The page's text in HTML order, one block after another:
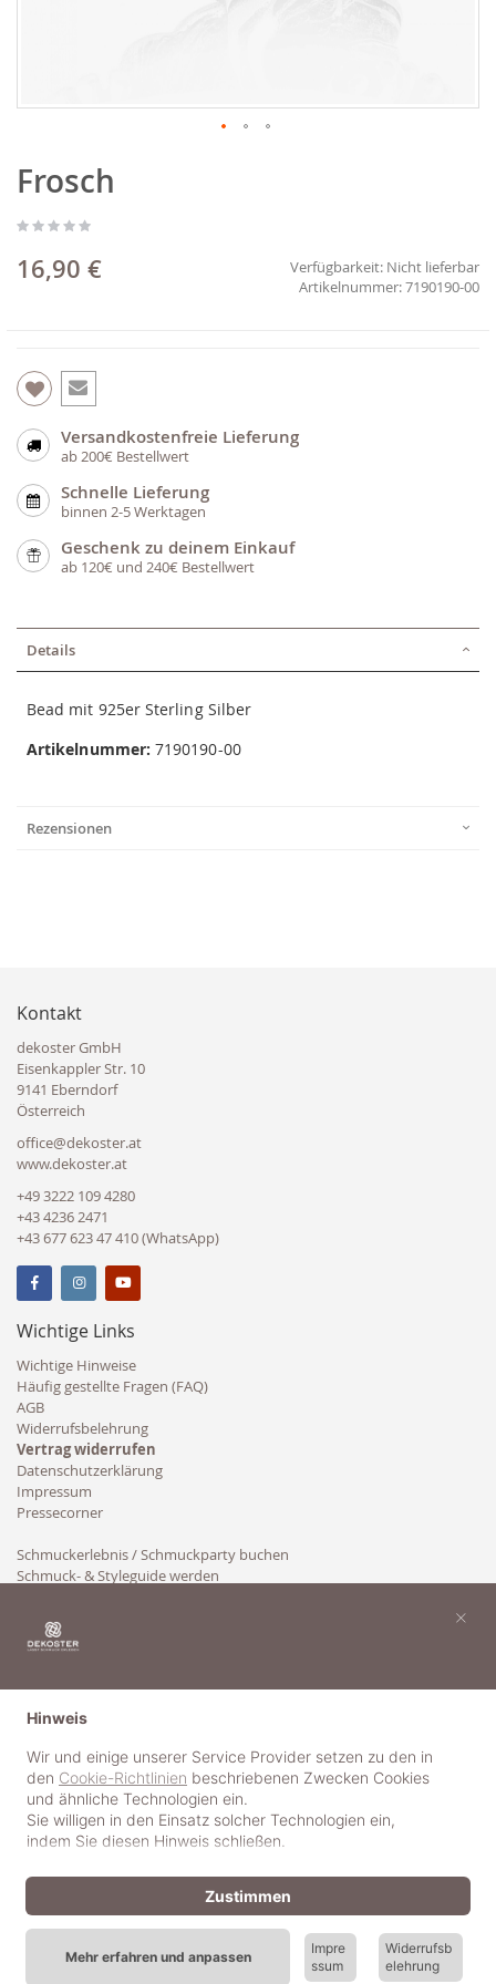
Anfang
der
springen
Frosch
16,90 € Verfügbarkeit: Nicht lieferbar
7190190-00
Versandkostenfreie Lieferung
ab 200€ Bestellwert
Schnelle Lieferung
binnen 2-5 Werktagen
Geschenk zu deinem Einkauf
ab 120€ und 240€ Bestellwert
Details
Bead mit 925er Sterling Silber
Artikelnummer: 7190190-00
Rezensionen
Kontakt
dekoster GmbH
Eisenkappler Str. 10
9141 Eberndorf
Österreich
office@dekoster.at
www.dekoster.at
+49 3222 109 4280
+43 4236 2471
+43 677 623 47 410 (WhatsApp)
Wichtige Links
Wichtige Hinweise
Häufig gestellte Fragen (FAQ)
AGB
Widerrufsbelehrung
Vertrag widerrufen
Datenschutzerklärung
Impressum
Pressecorner
Schmuckerlebnis / Schmuckparty buchen
Schmuck- & Styleguide werden
© 2018-2025 dekoster GmbH
Hinweis
Wir und einige unserer Service Provider setzen zu den in
den Cookie-Richtlinien beschriebenen Zwecken Cookies
und ähnliche Technologien ein.
Sie willigen in den Einsatz solcher Technologien ein,
indem Sie diesen Hinweis schließen.
Mehr erfahren und anpassen
Impre
ssum
Widerrufsb
elehrung
Zustimmen
×